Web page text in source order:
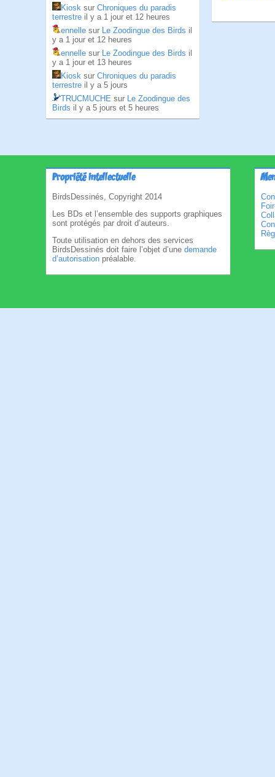
Kiosk sur Chroniques du paradis
terrestre il y a 1 jour et 12 heures
ennelle sur Le Zoodingue des Birds il
y a 1 jour et 12 heures
ennelle sur Le Zoodingue des Birds il
y a 1 jour et 13 heures
Kiosk sur Chroniques du paradis
terrestre il y a 5 jours
TRUCMUCHE sur Le Zoodingue des
Birds il y a 5 jours et 5 heures
Propriété intellectuelle
BirdsDessinés, Copyright 2014
Les BDs et l’ensemble des supports graphiques
sont protégés par droit d’auteurs.
Toute utilisation en dehors des services
BirdsDessinés doit faire l’objet d’une demande
d’autorisation préalable.